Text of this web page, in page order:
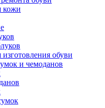
кожи
обуви
и чемоданов